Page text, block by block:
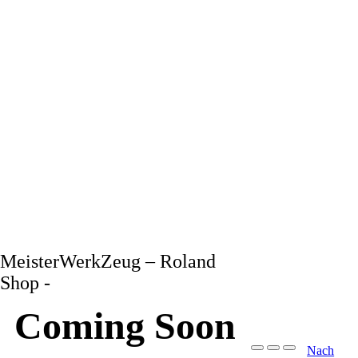
MeisterWerkZeug – Roland
Shop -
Coming Soon
Nach